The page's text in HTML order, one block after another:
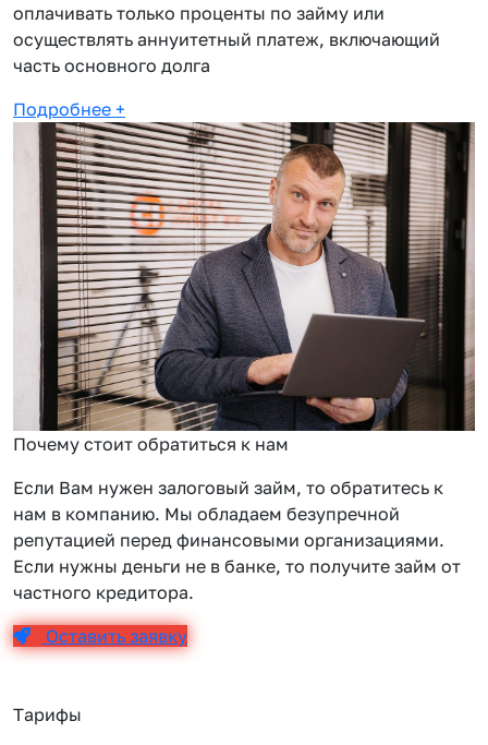
оплачивать только проценты по займу или
осуществлять аннуитетный платеж, включающий
часть основного долга
Подробнее +
Почему стоит обратиться к нам
Если Вам нужен залоговый займ, то обратитесь к
нам в компанию. Мы обладаем безупречной
репутацией перед финансовыми организациями.
Если нужны деньги не в банке, то получите займ от
частного кредитора.
Оставить заявку
Тарифы